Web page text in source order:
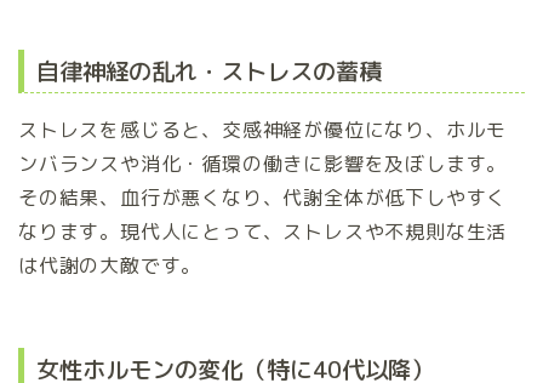
自律神経の乱れ・ストレスの蓄積
ストレスを感じると、交感神経が優位になり、ホルモ
ンバランスや消化・循環の働きに影響を及ぼします。
その結果、血行が悪くなり、代謝全体が低下しやすく
なります。現代人にとって、ストレスや不規則な生活
は代謝の大敵です。
女性ホルモンの変化（特に40代以降）